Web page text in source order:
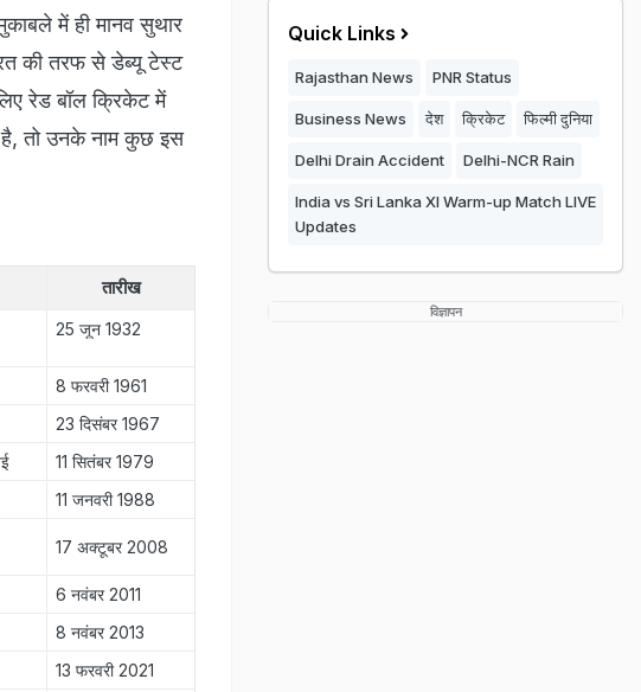
में ही मानव सुथार
की तरफ से डेब्यू टेस्ट
रेड बॉल क्रिकेट में
है, तो उनके नाम कुछ इस
तारीख
25 जून 1932
8 फरवरी 1961
23 दिसंबर 1967
11 सितंबर 1979
11 जनवरी 1988
17 अक्टूबर 2008
6 नवंबर 2011
8 नवंबर 2013
13 फरवरी 2021
Quick Links
Rajasthan News PNR Status
Business News देश क्रिकेट फिल्मी दुनिया
Delhi Drain Accident Delhi-NCR Rain
India vs Sri Lanka XI Warm-up Match LIVE
Updates
विज्ञापन